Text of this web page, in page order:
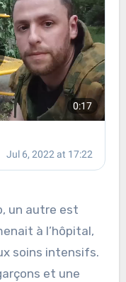
un autre est
à l’hôpital,
soins intensifs.
et une